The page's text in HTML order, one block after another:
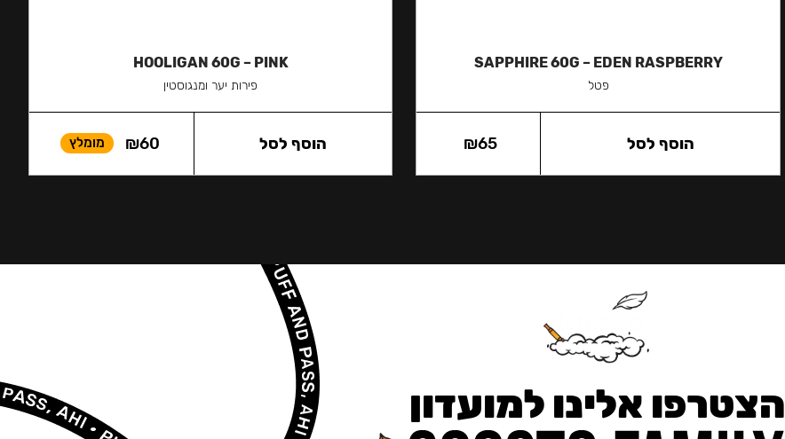
SAPPHIRE 60G – EDEN RASPBERRY
פטל
₪65 הוסף לסל
HOOLIGAN 60G – PINK
פירות יער ומנגוסטין
₪60 מומלץ הוסף לסל
הצטרפו אלינו למועדון